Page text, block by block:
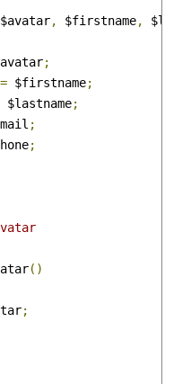
$avatar, $firstname,
;
= $firstname;
$lastname;
;
;
()
;